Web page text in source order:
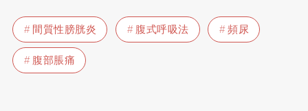
間質性膀胱炎 腹式呼吸法
頻尿
腹部脹痛